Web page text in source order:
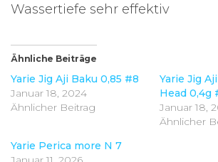
Wassertiefe sehr effektiv
Ähnliche Beiträge
Yarie Jig Aji Baku 0,85 #8
Januar 18, 2024
Ähnlicher Beitrag
Yarie Jig
Head 0,4g
Januar 18,
Ähnlicher
Yarie Perica more N 7